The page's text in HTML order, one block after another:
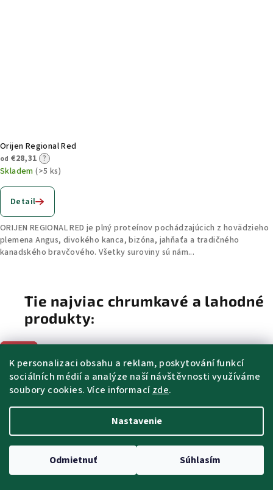
K personalizaci obsahu a reklam, poskytování funkcí
sociálních médií a analýze naší návštěvnosti využíváme
soubory cookies. Více informacízde.
Nastavenie
Odmietnuť Súhlasím
Orijen Regional Red
od €28,31 ?
Skladem(>5 ks)
Detail
ORIJEN REGIONAL RED je plný proteínov pochádzajúcich z hovädzieho
plemena Angus, divokého kanca, bizóna, jahňaťa a tradičného
kanadského bravčového. Všetky suroviny sú nám...
Tie najviac chrumkavé a lahodné
produkty:
9 + 1
9 + 1